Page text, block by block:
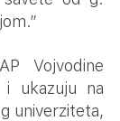
Vojvodine
i ukazuju na
univerziteta,